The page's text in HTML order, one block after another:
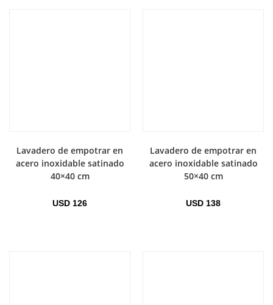
Lavadero de empotrar en
acero inoxidable satinado
40×40 cm
USD 126
Lavadero de empotrar en
acero inoxidable satinado
50×40 cm
USD 138